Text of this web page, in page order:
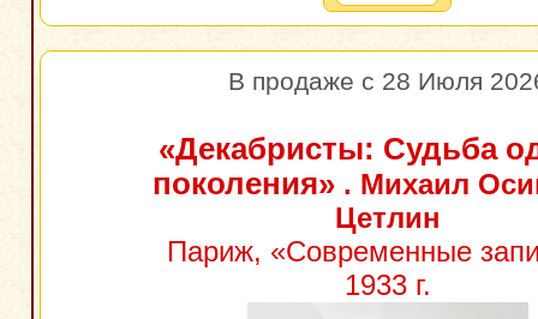
В продаже с 28 Июля
«Декабристы: Судьба
поколения». Михаил
Цетлин
Париж, «Современные
1933 г.